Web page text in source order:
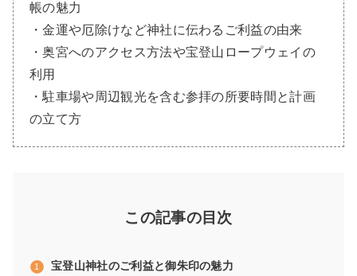
帳の魅力
・金運や厄除けなど神社に伝わるご利益の由来
・奥宮へのアクセス方法や宝登山ロープウェイの
利用
・駐車場や周辺観光を含む参拝の所要時間と計画
の立て方
この記事の目次
宝登山神社のご利益と御朱印の魅力